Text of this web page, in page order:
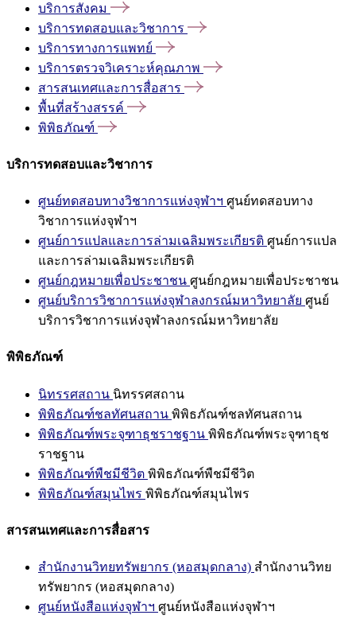
บริการสังคม
บริการทดสอบและวิชาการ
บริการทางการแพทย์
บริการตรวจวิเคราะห์คุณภาพ
สารสนเทศและการสื่อสาร
พื้นที่สร้างสรรค์
พิพิธภัณฑ์
บริการทดสอบและวิชาการ
ศูนย์ทดสอบทางวิชาการแห่งจุฬาฯ ศูนย์ทดสอบทาง
วิชาการแห่งจุฬาฯ
ศูนย์การแปลและการล่ามเฉลิมพระเกียรติ ศูนย์การแปล
และการล่ามเฉลิมพระเกียรติ
ศูนย์กฎหมายเพื่อประชาชน ศูนย์กฎหมายเพื่อประชาชน
ศูนย์บริการวิชาการแห่งจุฬาลงกรณ์มหาวิทยาลัย ศูนย์
บริการวิชาการแห่งจุฬาลงกรณ์มหาวิทยาลัย
พิพิธภัณฑ์
นิทรรศสถาน นิทรรศสถาน
พิพิธภัณฑ์ชลทัศนสถาน พิพิธภัณฑ์ชลทัศนสถาน
พิพิธภัณฑ์พระจุฑาธุชราชฐาน พิพิธภัณฑ์พระจุฑาธุช
ราชฐาน
พิพิธภัณฑ์พืชมีชีวิต พิพิธภัณฑ์พืชมีชีวิต
พิพิธภัณฑ์สมุนไพร พิพิธภัณฑ์สมุนไพร
สารสนเทศและการสื่อสาร
สำนักงานวิทยทรัพยากร (หอสมุดกลาง) สำนักงานวิทย
ทรัพยากร (หอสมุดกลาง)
ศูนย์หนังสือแห่งจุฬาฯ ศูนย์หนังสือแห่งจุฬาฯ